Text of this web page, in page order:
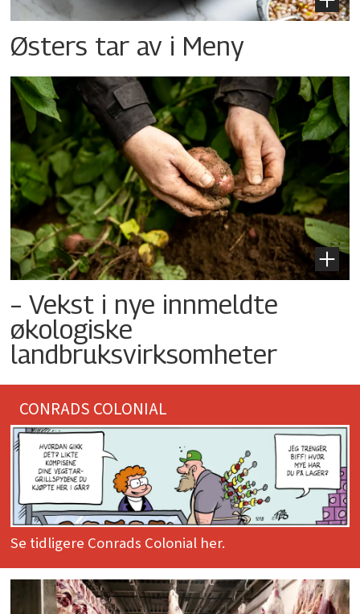
Østers tar av i Meny
– Vekst i nye innmeldte
økologiske
landbruksvirksomheter
CONRADS COLONIAL
Se tidligere Conrads Colonial her.